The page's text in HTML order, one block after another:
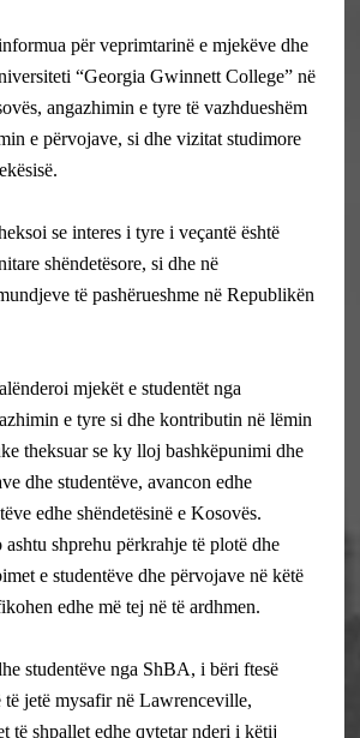
për veprimtarinë e mjekëve dhe
“Georgia Gwinnett College” në
angazhimin e tyre të vazhdueshëm
e përvojave, si dhe vizitat studimore
se interes i tyre i veçantë është
shëndetësore, si dhe në
të pashërueshme në Republikën
mjekët e studentët nga
e tyre si dhe kontributin në lëmin
theksuar se ky lloj bashkëpunimi dhe
dhe studentëve, avancon edhe
edhe shëndetësinë e Kosovës.
shprehu përkrahje të plotë dhe
e studentëve dhe përvojave në këtë
edhe më tej në të ardhmen.
studentëve nga ShBA, i bëri ftesë
të jetë mysafir në Lawrenceville,
të shpallet edhe qytetar nderi i këtij